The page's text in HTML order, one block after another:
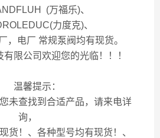
(万福乐)、
力度克)、
，电厂 常规泵阀均有现货。
有限公司欢迎您的光临！！！
温馨提示：
未查找到合适产品，请来电详
询，
货！、各种型号均有现货！、